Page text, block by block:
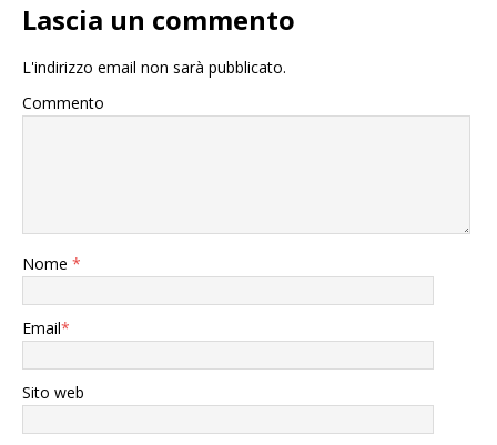
Lascia un commento
L'indirizzo email non sarà pubblicato.
Commento
Nome *
Email*
Sito web